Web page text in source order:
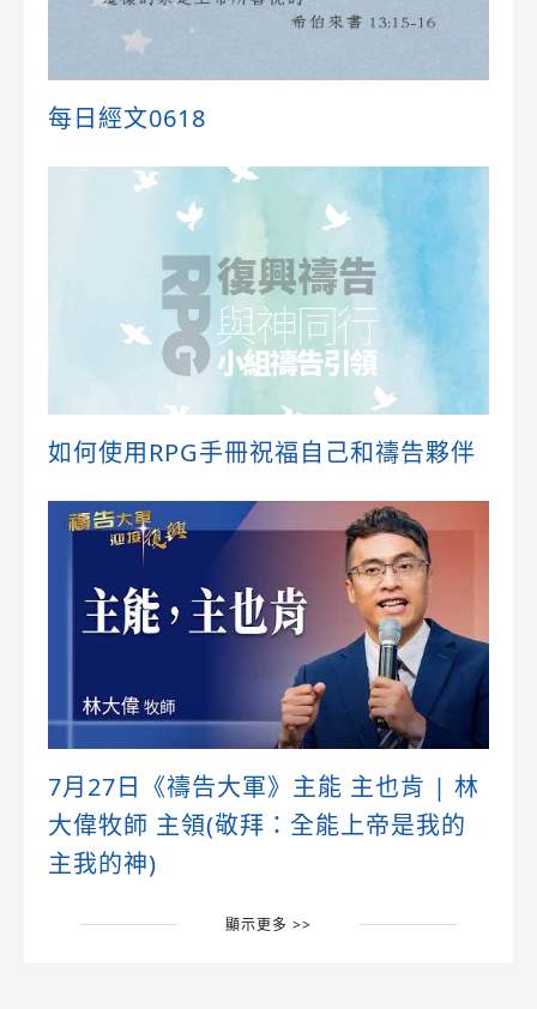
每日經文0618
如何使用RPG手冊祝福自己和禱告夥伴
7月27日《禱告大軍》主能 主也肯 | 林
大偉牧師 主領(敬拜：全能上帝是我的
主我的神)
顯示更多 >>